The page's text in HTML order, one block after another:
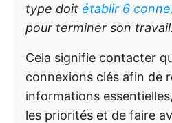
type doit établir 6
pour terminer son travail.
Cela signifie contacter
connexions clés afin de
informations
les priorités et de faire